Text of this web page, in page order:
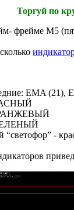
Торгуй по
фрейме M5
EMA
ЗЕЛЕНЫЙ
“светофор” -